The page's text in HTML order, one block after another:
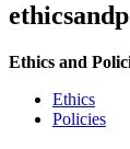
Ethics and
Ethics
Policies